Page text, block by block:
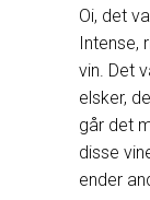
Oi, det
Intense,
vin. Det
elsker,
går det
disse
ender